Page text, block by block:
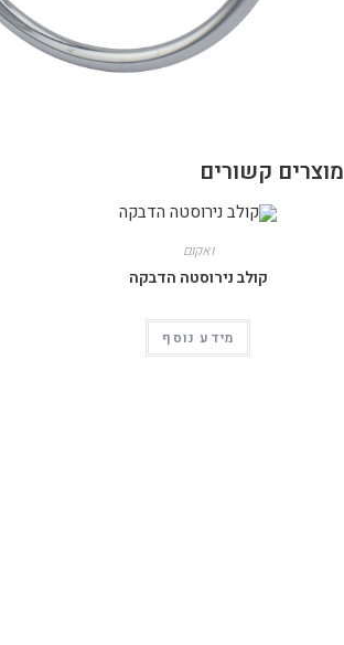
מוצרים קשורים
ואקום
קולב נירוסטה הדבקה
מידע נוסף